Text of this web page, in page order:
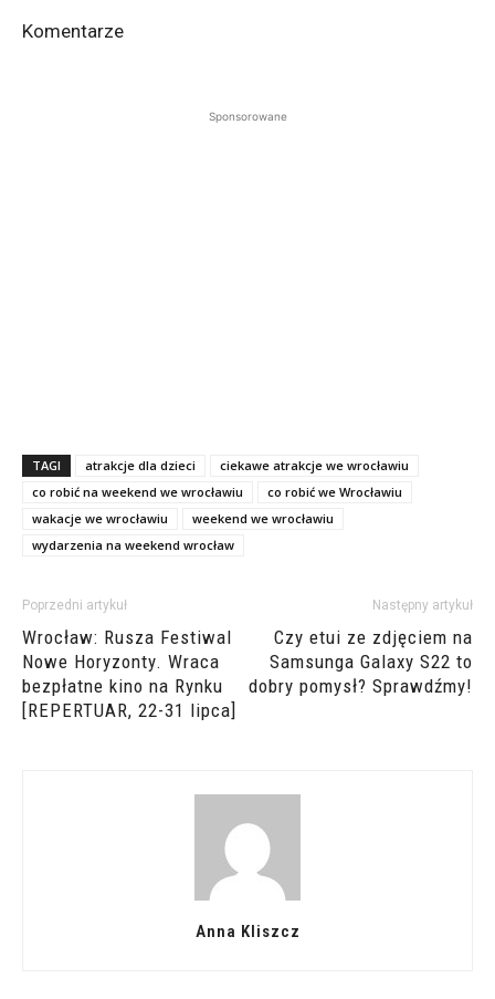
Komentarze
Sponsorowane
TAGI atrakcje dla dzieci
ciekawe atrakcje we wrocławiu
co robić na weekend we wrocławiu
co robić we Wrocławiu
wakacje we wrocławiu
weekend we wrocławiu
wydarzenia na weekend wrocław
Poprzedni artykuł
Wrocław: Rusza Festiwal
Nowe Horyzonty. Wraca
bezpłatne kino na Rynku
[REPERTUAR, 22-31 lipca]
Następny artykuł
Czy etui ze zdjęciem na
Samsunga Galaxy S22 to
dobry pomysł? Sprawdźmy!
Anna Kliszcz